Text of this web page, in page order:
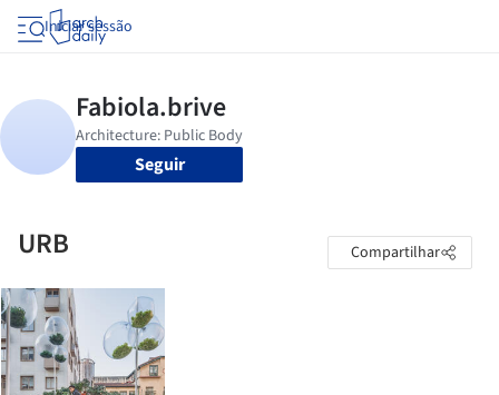
Iniciar sessão
Seguir
URB Compartilhar